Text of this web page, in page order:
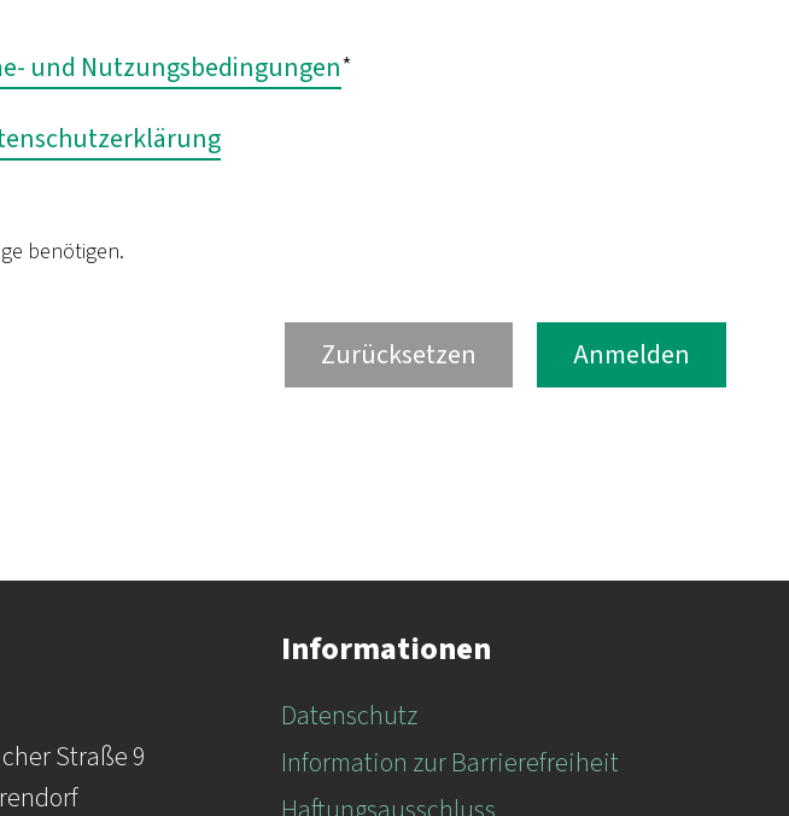
und Nutzungsbedingungen*
benötigen.
Straße 9
Informationen
Datenschutz
Information zur Barrierefreiheit